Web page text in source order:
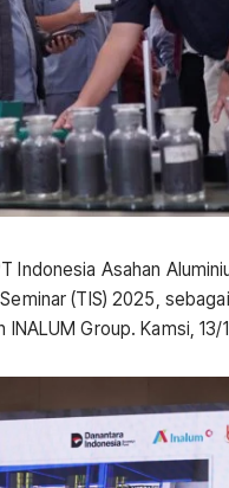
Indonesia Asahan
(TIS) 2025,
Group. Kamsi, 13/